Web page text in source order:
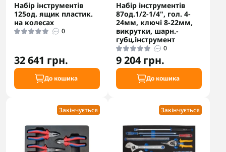
Набір інструментів
125од. ящик пластик.
на колесах
0
32 641 грн.
До кошика
Набір інструментів
87од.1/2-1/4", гол. 4-
24мм, ключі 8-22мм,
викрутки, шарн.-
губц.інcтрумент
0
9 204 грн.
До кошика
Закінчується Закінчується